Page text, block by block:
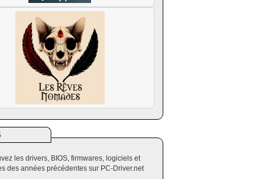
les drivers, BIOS, firmwares, logiciels et
des années précédentes sur PC-Driver.net